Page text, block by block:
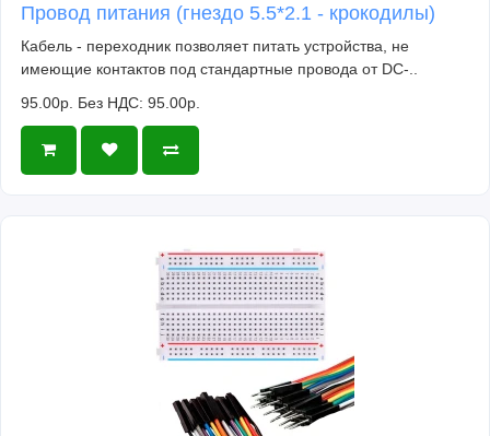
Провод питания (гнездо 5.5*2.1 - крокодилы)
Кабель - переходник позволяет питать устройства, не
имеющие контактов под стандартные провода от DC-..
95.00р. Без НДС: 95.00р.